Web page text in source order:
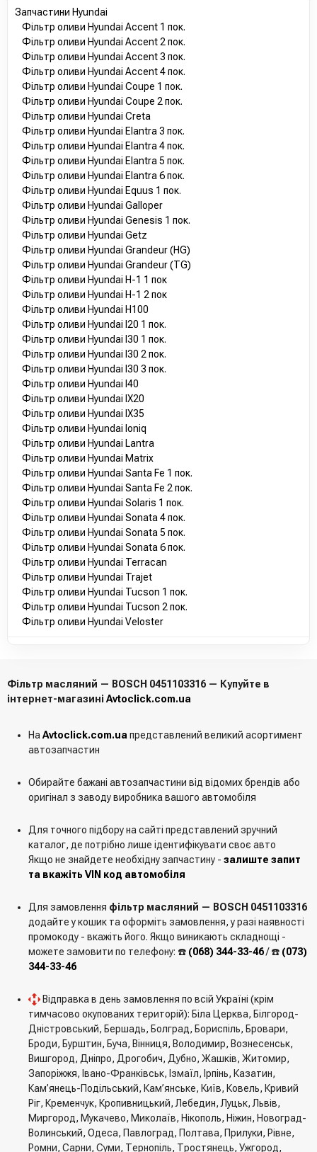
15208HC254
15208HC300
AY100HN022
15208AA020
15208AA021
15208AA022
15208AA023
420335400
420335410
420335500
880872100
15208AA031
1221800110
650306
4063396
XD00145
MZ690150
MD001445
RFY514302
4494477
4243445
04243445
RF2A14302
04494477
03838011
3838011
15400PR3406
N3Y623802
2630011200
037023802B
04243805
4243805
4026486
15400PT7006
04026486
2630021100
2630035004
MD084963
MD409365
MB134953
04243693
MM409365
MC031805
15208AA030
MFL263
15400PLMA02
15400RTA003
2630035505
2630035531
B6Y114302A
15208AA130
15208AA12A
04186165
4186165
HONDA:
15400611003
15400679023
15400MJ0003
15400PH1F02
15400PH9004
15410MB0003
FORD:
3252742
5021023
9613320
Запчастини Hyundai
Фільтр оливи Hyundai Accent 1 пок.
Фільтр оливи Hyundai Accent 2 пок.
Фільтр оливи Hyundai Accent 3 пок.
Фільтр оливи Hyundai Accent 4 пок.
Фільтр оливи Hyundai Coupe 1 пок.
Фільтр оливи Hyundai Coupe 2 пок.
Фільтр оливи Hyundai Creta
Фільтр оливи Hyundai Elantra 3 пок.
Фільтр оливи Hyundai Elantra 4 пок.
Фільтр оливи Hyundai Elantra 5 пок.
Фільтр оливи Hyundai Elantra 6 пок.
Фільтр оливи Hyundai Equus 1 пок.
Фільтр оливи Hyundai Galloper
Фільтр оливи Hyundai Genesis 1 пок.
Фільтр оливи Hyundai Getz
Фільтр оливи Hyundai Grandeur (HG)
Фільтр оливи Hyundai Grandeur (TG)
Фільтр оливи Hyundai H-1 1 пок
Фільтр оливи Hyundai H-1 2 пок
Фільтр оливи Hyundai H100
Фільтр оливи Hyundai I20 1 пок.
Фільтр оливи Hyundai I30 1 пок.
Фільтр оливи Hyundai I30 2 пок.
Фільтр оливи Hyundai I30 3 пок.
Фільтр оливи Hyundai I40
Фільтр оливи Hyundai IX20
Фільтр оливи Hyundai IX35
Фільтр оливи Hyundai Ioniq
Фільтр оливи Hyundai Lantra
Фільтр оливи Hyundai Matrix
Фільтр оливи Hyundai Santa Fe 1 пок.
Фільтр оливи Hyundai Santa Fe 2 пок.
Фільтр оливи Hyundai Solaris 1 пок.
Фільтр оливи Hyundai Sonata 4 пок.
Фільтр оливи Hyundai Sonata 5 пок.
Фільтр оливи Hyundai Sonata 6 пок.
Фільтр оливи Hyundai Terracan
Фільтр оливи Hyundai Trajet
Фільтр оливи Hyundai Tucson 1 пок.
Фільтр оливи Hyundai Tucson 2 пок.
Фільтр оливи Hyundai Veloster
Фільтр масляний — BOSCH 0451103316 — Купуйте в
інтернет-магазині Avtoclick.com.ua
НаAvtoclick.com.uaпредставлений великий асортимент
автозапчастин
Обирайте бажані автозапчастини від відомих брендів або
оригінал з заводу виробника вашого автомобіля
Для точного підбору на сайті представлений зручний
каталог, де потрібно лише ідентифікувати своє авто
Якщо не знайдете необхідну запчастину - залиште запит
та вкажіть VIN код автомобіля
Для замовлення фільтр масляний — BOSCH 0451103316
додайте у кошик та оформіть замовлення, у разі наявності
промокоду - вкажіть його. Якщо виникають складнощі -
можете замовити по телефону: ☎️ (068) 344-33-46/ ☎️ (073)
344-33-46
Відправка в день замовлення по всій Україні (крім
тимчасово окупованих територій): Біла Церква, Білгород-
Дністровський, Бершадь, Болград, Бориспіль, Бровари,
Броди, Бурштин, Буча, Вінниця, Володимир, Вознесенськ,
Вишгород, Дніпро, Дрогобич, Дубно, Жашків, Житомир,
Запоріжжя, Івано-Франківськ, Ізмаїл, Ірпінь, Казатин,
Кам’янець-Подільський, Кам’янське, Київ, Ковель, Кривий
Ріг, Кременчук, Кропивницький, Лебедин, Луцьк, Львів,
Миргород, Мукачево, Миколаїв, Нікополь, Ніжин, Новоград-
Волинський, Одеса, Павлоград, Полтава, Прилуки, Рівне,
Ромни, Сарни, Суми, Тернопіль, Тростянець, Ужгород,